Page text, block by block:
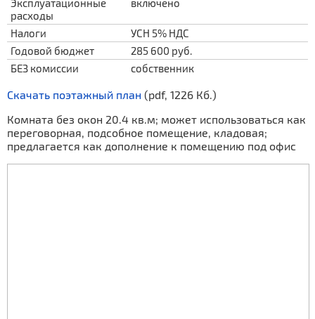
Эксплуатационные
расходы
включено
Налоги
УСН 5% НДС
Годовой бюджет
285 600 руб.
БЕЗ комиссии
собственник
Скачать поэтажный план (pdf, 1226 Кб.)
Комната без окон 20.4 кв.м; может использоваться как
переговорная, подсобное помещение, кладовая;
предлагается как дополнение к помещению под офис